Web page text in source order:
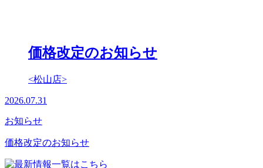
価格改定のお知らせ
<松山店>
2026.07.31
お知らせ
価格改定のお知らせ